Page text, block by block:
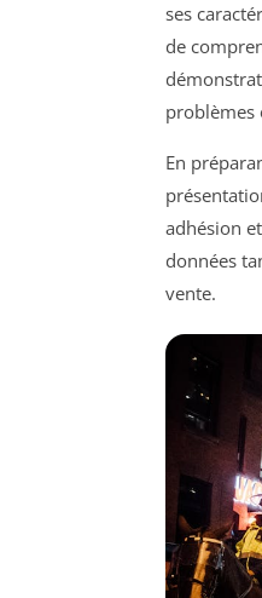
ses
de
problèmes
En
adhésion
données
vente.